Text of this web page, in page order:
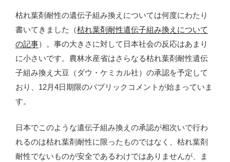
枯れ葉剤耐性の遺伝子組み換えについては何度にわたり
書いてきました（枯れ葉剤耐性遺伝子組み換えについて
の記事）。事の大きさに対して日本社会の反応はあまり
に小さいです。農林水産省はさらなる枯れ葉剤耐性遺伝
子組み換え大豆（ダウ・ケミカル社）の承認を予定して
おり、12月4日期限のパブリックコメントが始まっていま
す。
日本でこのような遺伝子組み換えの承認が相次いで行わ
れるのは枯れ葉剤耐性に限ったものではなく、枯れ葉剤
耐性でないものが安全であるわけではありませんが、ま